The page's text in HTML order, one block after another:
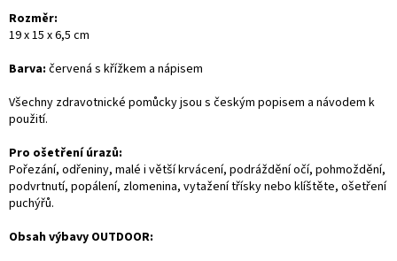
Rozměr:
19 x 15 x 6,5 cm
Barva: červená s křížkem a nápisem
Všechny zdravotnické pomůcky jsou s českým popisem a návodem k
použití.
Pro ošetření úrazů:
Pořezání, odřeniny, malé i větší krvácení, podráždění očí, pohmoždění,
podvrtnutí, popálení, zlomenina, vytažení třísky nebo klíštěte, ošetření
puchýřů.
Obsah výbavy OUTDOOR: